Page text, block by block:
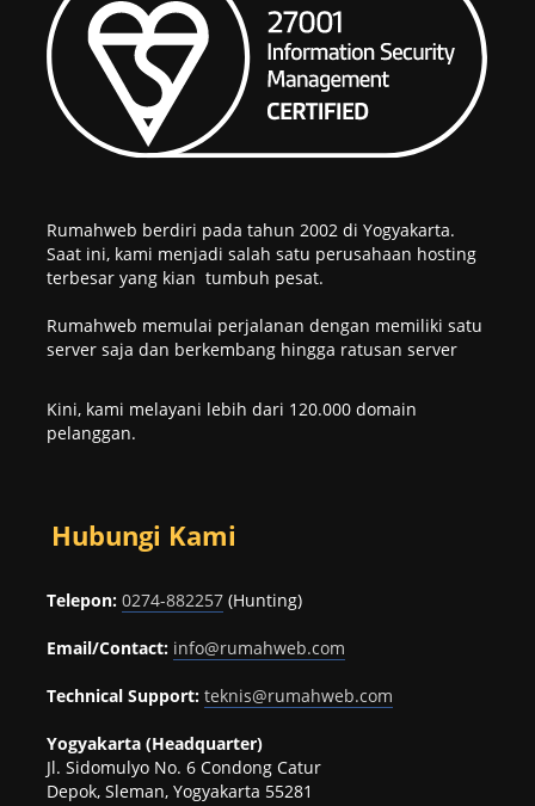
Rumahweb berdiri pada tahun 2002 di Yogyakarta.
Saat ini, kami menjadi salah satu perusahaan hosting
terbesar yang kian tumbuh pesat.
Rumahweb memulai perjalanan dengan memiliki satu
server saja dan berkembang hingga ratusan server
Kini, kami melayani lebih dari 120.000 domain
pelanggan.
Hubungi Kami
Telepon: 0274-882257 (Hunting)
Email/Contact: info@rumahweb.com
Technical Support: teknis@rumahweb.com
Yogyakarta (Headquarter)
Jl. Sidomulyo No. 6 Condong Catur
Depok, Sleman, Yogyakarta 55281